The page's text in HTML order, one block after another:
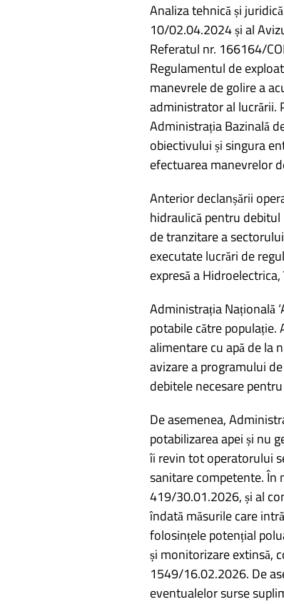
Analiza tehnică și
10/02.04.2024 și al
Referatul nr. 166164/
Regulamentul de
manevrele de golire a
administrator al lucrării.
Administrația Bazinală
obiectivului și singura
efectuarea manevrelor
Anterior declanșării
hidraulică pentru
de tranzitare a
executate lucrări de
expresă a
Administrația Națională
potabile către
alimentare cu apă de la
avizare a programului
debitele necesare
De asemenea,
potabilizarea apei și nu
îi revin tot operatorului
sanitare competente. În
419/30.01.2026, și al
îndată măsurile care
folosințele potențial
și monitorizare extinsă,
1549/16.02.2026. De
eventualelor surse